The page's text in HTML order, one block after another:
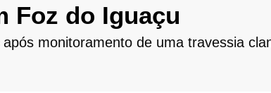
Foz do Iguaçu
monitoramento de uma travessia